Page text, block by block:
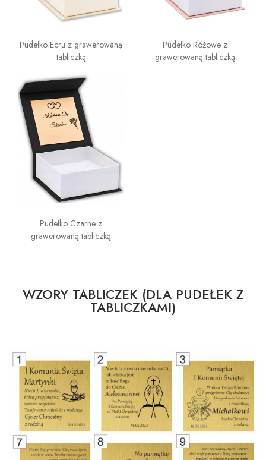
Pudełko Ecru z grawerowaną
tabliczką
Pudełko Różowe z
grawerowaną tabliczką
Pudełko Czarne z
grawerowaną tabliczką
WZORY TABLICZEK (DLA PUDEŁEK Z
TABLICZKAMI)